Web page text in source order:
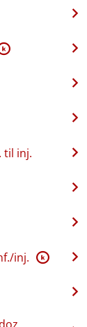
til inj.
​inj. K